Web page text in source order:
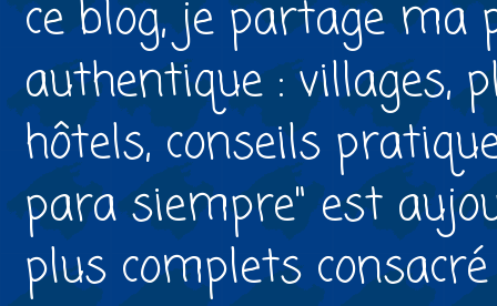
ce blog, je partage
authentique : villages,
hôtels, conseils
para siempre" est
plus complets consacré